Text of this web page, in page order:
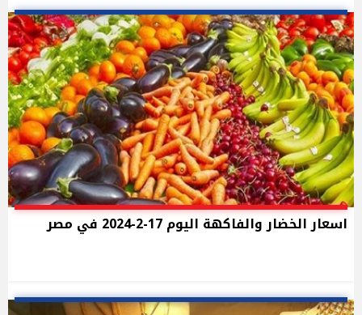
اسعار الخضار والفاكهة اليوم 17-2-2024 في مصر